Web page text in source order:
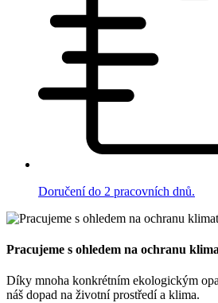
Doručení do 2 pracovních dnů.
Pracujeme s ohledem na ochranu
Díky mnoha konkrétním ekologickým
náš dopad na životní prostředí a klima.